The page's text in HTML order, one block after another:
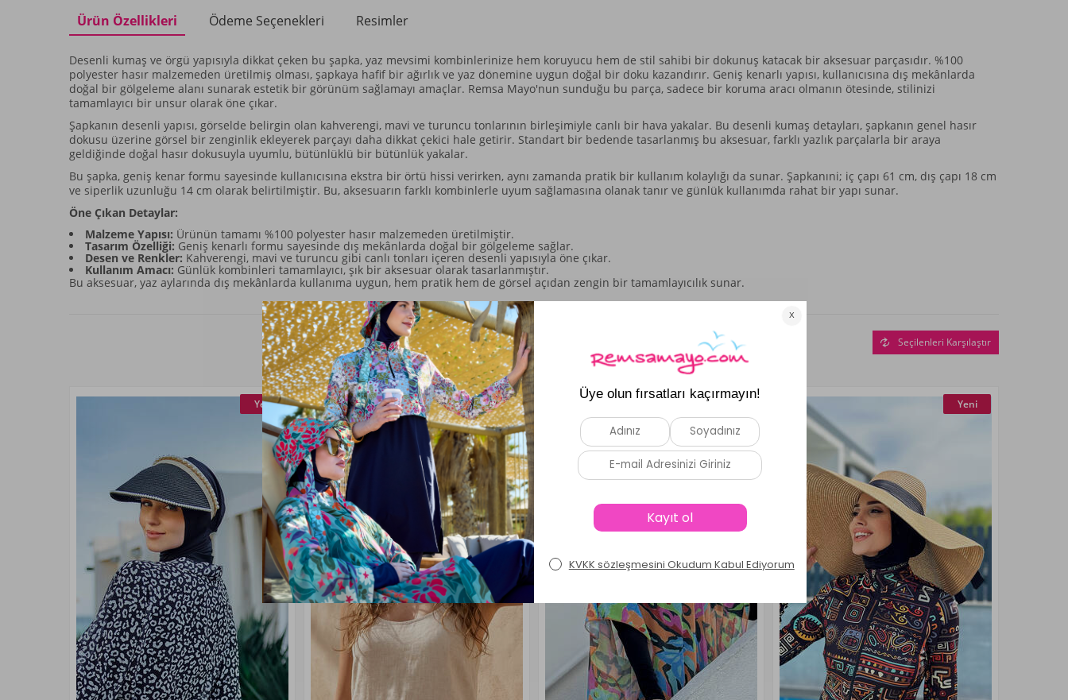
Ürün Özellikleri Ödeme Seçenekleri Resimler
Desenli kumaş ve örgü yapısıyla dikkat çeken bu şapka, yaz mevsimi kombinlerinize hem koruyucu hem de stil sahibi bir dokunuş katacak bir aksesuar parçasıdır. %100
polyester hasır malzemeden üretilmiş olması, şapkaya hafif bir ağırlık ve yaz dönemine uygun doğal bir doku kazandırır. Geniş kenarlı yapısı, kullanıcısına dış mekânlarda
doğal bir gölgeleme alanı sunarak estetik bir görünüm sağlamayı amaçlar. Remsa Mayo'nun sunduğu bu parça, sadece bir koruma aracı olmanın ötesinde, stilinizi
tamamlayıcı bir unsur olarak öne çıkar.
Şapkanın desenli yapısı, görselde belirgin olan kahverengi, mavi ve turuncu tonlarının birleşimiyle canlı bir hava yakalar. Bu desenli kumaş detayları, şapkanın genel hasır
dokusu üzerine görsel bir zenginlik ekleyerek parçayı daha dikkat çekici hale getirir. Standart bir bedende tasarlanmış bu aksesuar, farklı yazlık parçalarla bir araya
geldiğinde doğal hasır dokusuyla uyumlu, bütünlüklü bir bütünlük yakalar.
Bu şapka, geniş kenar formu sayesinde kullanıcısına ekstra bir örtü hissi verirken, aynı zamanda pratik bir kullanım kolaylığı da sunar. Şapkanıni; iç çapı 61 cm, dış çapı 18 cm
ve siperlik uzunluğu 14 cm olarak belirtilmiştir. Bu, aksesuarın farklı kombinlerle uyum sağlamasına olanak tanır ve günlük kullanımda rahat bir yapı sunar.
Öne Çıkan Detaylar:
Malzeme Yapısı: Ürünün tamamı %100 polyester hasır malzemeden üretilmiştir.
Tasarım Özelliği: Geniş kenarlı formu sayesinde dış mekânlarda doğal bir gölgeleme sağlar.
Desen ve Renkler: Kahverengi, mavi ve turuncu gibi canlı tonları içeren desenli yapısıyla öne çıkar.
Kullanım Amacı: Günlük kombinleri tamamlayıcı, şık bir aksesuar olarak tasarlanmıştır.
Bu aksesuar, yaz aylarında dış mekânlarda kullanıma uygun, hem pratik hem de görsel açıdan zengin bir tamamlayıcılık sunar.
Benzer Ürünler
Seçilenleri Karşılaştır
Yeni Yeni Yeni Yeni